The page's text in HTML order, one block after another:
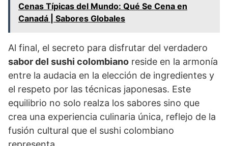
Cenas Típicas del Mundo: Qué Se Cena en
Canadá | Sabores Globales
Al final, el secreto para disfrutar del verdadero
sabor del sushi colombiano reside en la armonía
entre la audacia en la elección de ingredientes y
el respeto por las técnicas japonesas. Este
equilibrio no solo realza los sabores sino que
crea una experiencia culinaria única, reflejo de la
fusión cultural que el sushi colombiano